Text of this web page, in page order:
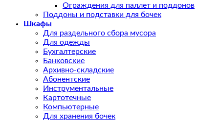
Ограждения для паллет и поддонов
Поддоны и подставки для бочек
Шкафы
Для раздельного сбора мусора
Для одежды
Бухгалтерские
Банковские
Архивно-складские
Абонентские
Инструментальные
Картотечные
Компьютерные
Для хранения бочек